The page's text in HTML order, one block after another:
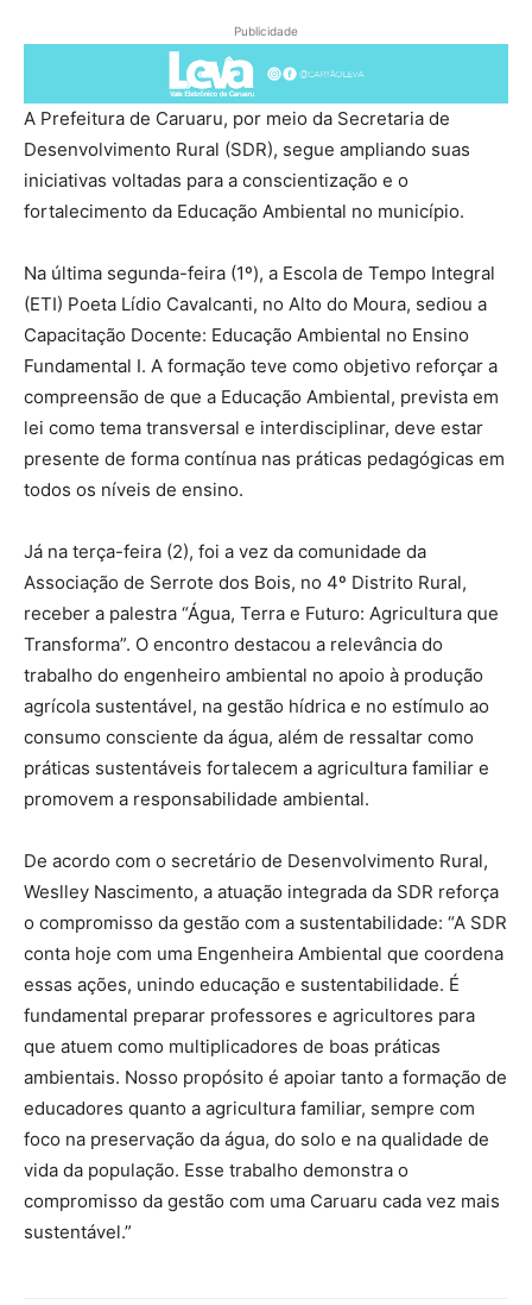
Publicidade
A Prefeitura de Caruaru, por meio da Secretaria de
Desenvolvimento Rural (SDR), segue ampliando suas
iniciativas voltadas para a conscientização e o
fortalecimento da Educação Ambiental no município.
Na última segunda-feira (1º), a Escola de Tempo Integral
(ETI) Poeta Lídio Cavalcanti, no Alto do Moura, sediou a
Capacitação Docente: Educação Ambiental no Ensino
Fundamental I. A formação teve como objetivo reforçar a
compreensão de que a Educação Ambiental, prevista em
lei como tema transversal e interdisciplinar, deve estar
presente de forma contínua nas práticas pedagógicas em
todos os níveis de ensino.
Já na terça-feira (2), foi a vez da comunidade da
Associação de Serrote dos Bois, no 4º Distrito Rural,
receber a palestra “Água, Terra e Futuro: Agricultura que
Transforma”. O encontro destacou a relevância do
trabalho do engenheiro ambiental no apoio à produção
agrícola sustentável, na gestão hídrica e no estímulo ao
consumo consciente da água, além de ressaltar como
práticas sustentáveis fortalecem a agricultura familiar e
promovem a responsabilidade ambiental.
De acordo com o secretário de Desenvolvimento Rural,
Weslley Nascimento, a atuação integrada da SDR reforça
o compromisso da gestão com a sustentabilidade: “A SDR
conta hoje com uma Engenheira Ambiental que coordena
essas ações, unindo educação e sustentabilidade. É
fundamental preparar professores e agricultores para
que atuem como multiplicadores de boas práticas
ambientais. Nosso propósito é apoiar tanto a formação de
educadores quanto a agricultura familiar, sempre com
foco na preservação da água, do solo e na qualidade de
vida da população. Esse trabalho demonstra o
compromisso da gestão com uma Caruaru cada vez mais
sustentável.”